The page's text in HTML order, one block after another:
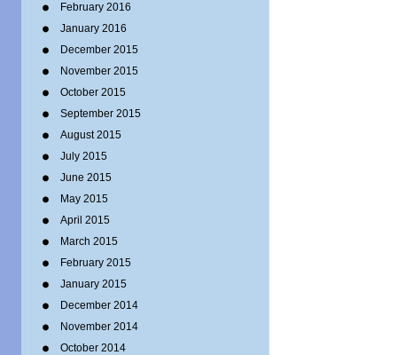
February 2016
January 2016
December 2015
November 2015
October 2015
September 2015
August 2015
July 2015
June 2015
May 2015
April 2015
March 2015
February 2015
January 2015
December 2014
November 2014
October 2014